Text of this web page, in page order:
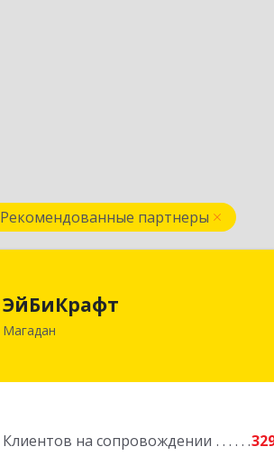
Рекомендованные партнеры
ЭйБиКрафт
Магадан
Клиентов на сопровождении
685000, Магаданская обл, Магадан г,